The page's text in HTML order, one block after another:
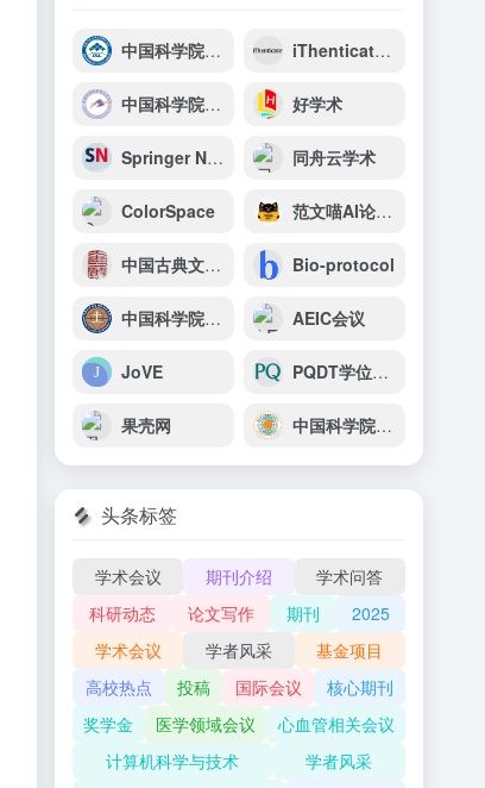
中国科学院青海盐湖研究所 iThenticate查重官网
中国科学院紫金山天文台 好学术
Springer Nature Experiments 同舟云学术
ColorSpace 范文喵AI论文助手
中国古典文献资源导航系统 Bio-protocol
中国科学院地球环境研究所 AEIC会议
JoVE PQDT学位论文全文数据库
果壳网 中国科学院地球化学研究所
头条标签
学术会议 期刊介绍
学术问答
科研动态
论文写作 期刊
2025
学术会议
学者风采
基金项目
高校热点
投稿 国际会议
核心期刊
奖学金
医学领域会议
心血管相关会议
计算机科学与技术
学者风采